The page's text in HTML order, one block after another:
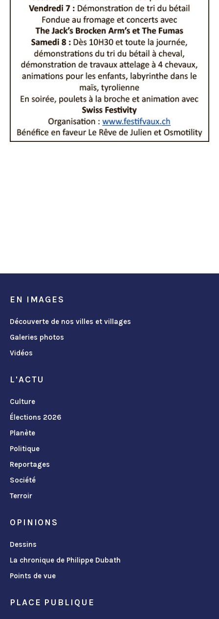
EN IMAGES
Découverte de nos villes et villages
Galeries photos
Vidéos
L'ACTU
Culture
Élections 2026
Planète
Politique
Reportages
Société
Terroir
OPINIONS
Dessins
La chronique de Philippe Dubath
Points de vue
PLACE PUBLIQUE